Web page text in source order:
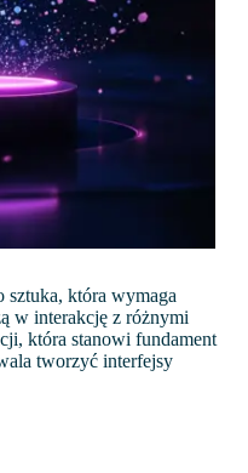
która wymaga
w interakcję z różnymi
która stanowi fundament
tworzyć interfejsy